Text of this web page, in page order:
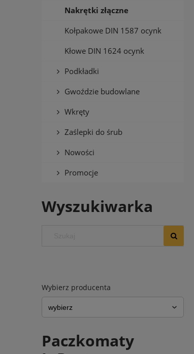
Nakrętki złączne
Kołpakowe DIN 1587 ocynk
Kłowe DIN 1624 ocynk
Podkładki
Gwoździe budowlane
Wkręty
Zaślepki do śrub
Nowości
Promocje
Wyszukiwarka
Wybierz producenta
Paczkomaty